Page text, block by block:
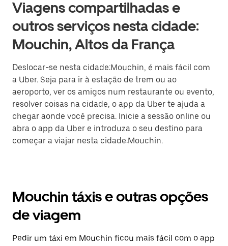
Viagens compartilhadas e
outros serviços nesta cidade:
Mouchin, Altos da França
Deslocar-se nesta cidade:Mouchin, é mais fácil com
a Uber. Seja para ir à estação de trem ou ao
aeroporto, ver os amigos num restaurante ou evento,
resolver coisas na cidade, o app da Uber te ajuda a
chegar aonde você precisa. Inicie a sessão online ou
abra o app da Uber e introduza o seu destino para
começar a viajar nesta cidade:Mouchin.
Mouchin táxis e outras opções
de viagem
Pedir um táxi em Mouchin ficou mais fácil com o app